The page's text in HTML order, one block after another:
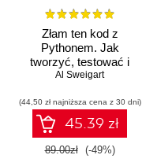
Złam ten kod z
Pythonem. Jak
tworzyć, testować i
łamać szyfry
Al Sweigart
(44,50 zł najniższa cena z 30 dni)
45.39 zł
89.00zł (-49%)